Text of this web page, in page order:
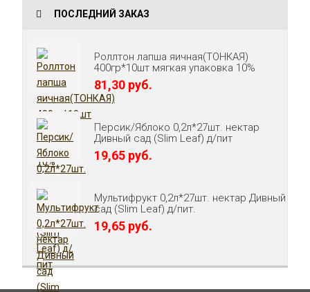
ПОСЛЕДНИЙ ЗАКАЗ
Роллтон лапша яичная(ТОНКАЯ)
400гр*10шт мягкая упаковка 10%
81,30 руб.
Персик/Яблоко 0,2л*27шт. нектар
Дивный сад (Slim Leaf) д/пит
19,65 руб.
Мультифрукт 0,2л*27шт. нектар Дивный
сад (Slim Leaf) д/пит.
19,65 руб.